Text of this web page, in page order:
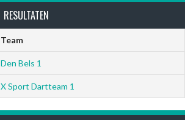
RESULTATEN
Team
Den Bels 1
X Sport Dartteam 1